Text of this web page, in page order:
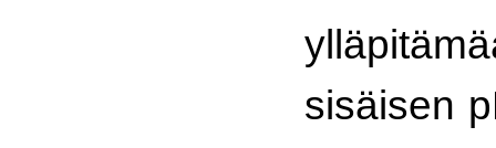
sisäisen